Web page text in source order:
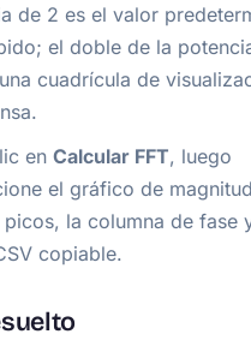
de 2 es el valor
el doble de la
cuadrícula de
enCalcular FFT, luego
el gráfico de
picos, la columna de fase
copiable.